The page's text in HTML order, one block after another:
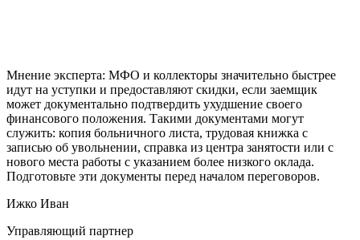
Мнение эксперта: МФО и коллекторы значительно быстрее
идут на уступки и предоставляют скидки, если заемщик
может документально подтвердить ухудшение своего
финансового положения. Такими документами могут
служить: копия больничного листа, трудовая книжка с
записью об увольнении, справка из центра занятости или с
нового места работы с указанием более низкого оклада.
Подготовьте эти документы перед началом переговоров.
Ижко Иван
Управляющий партнер